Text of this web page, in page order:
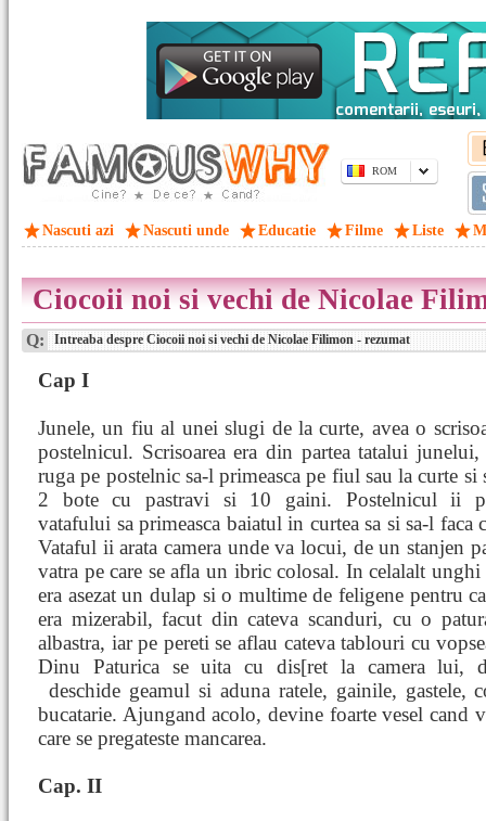
ROM
Nascuti azi Nascuti unde Educatie Filme Liste
Ciocoii noi si vechi de Nicolae
Q: Intreaba despre Ciocoii noi si vechi de Nicolae Filimon - rezumat
Cap I
Junele, un fiu al unei slugi de la curte, avea o
postelnicul. Scrisoarea era din partea tatalui
ruga pe postelnic sa-l primeasca pe fiul sau la curte si
2 bote cu pastravi si 10 gaini. Postelnicul ii
vatafului sa primeasca baiatul in curtea sa si sa-l faca
Vataful ii arata camera unde va locui, de un stanjen
vatra pe care se afla un ibric colosal. In celalalt unghi
era asezat un dulap si o multime de feligene pentru
era mizerabil, facut din cateva scanduri, cu o
albastra, iar pe pereti se aflau cateva tablouri cu
Dinu Paturica se uita cu dis[ret la camera lui,
deschide geamul si aduna ratele, gainile,
bucatarie. Ajungand acolo, devine foarte vesel cand
care se pregateste mancarea.
Cap. II